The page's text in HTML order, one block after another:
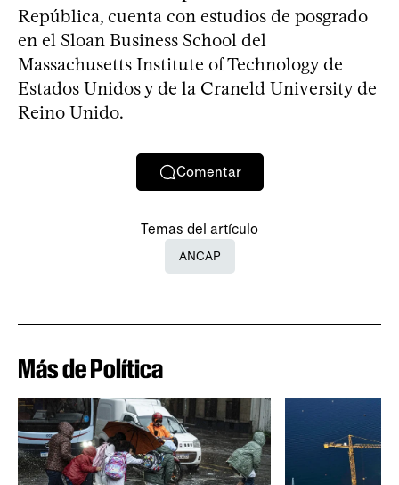
República, cuenta con estudios de posgrado
en el Sloan Business School del
Massachusetts Institute of Technology de
Estados Unidos y de la Craneld University de
Reino Unido.
Comentar
Temas del artículo
ANCAP
Más de Política